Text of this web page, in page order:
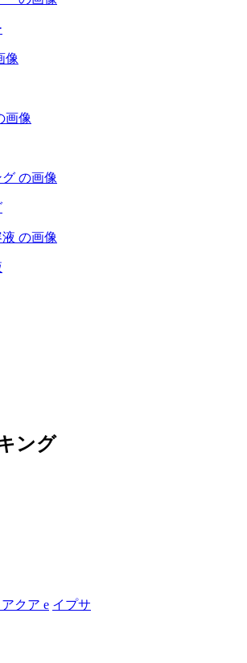
ング
クア e イプサ